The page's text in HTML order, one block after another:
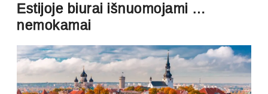
Estijoje biurai išnuomojami …
nemokamai